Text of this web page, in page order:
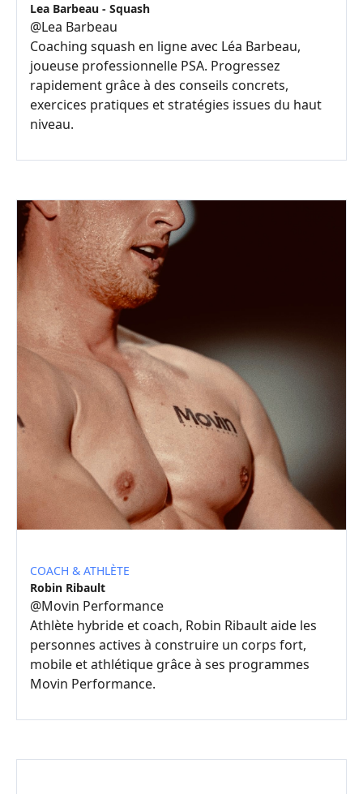
Lea Barbeau - Squash
@Lea Barbeau
Coaching squash en ligne avec Léa Barbeau,
joueuse professionnelle PSA. Progressez
rapidement grâce à des conseils concrets,
exercices pratiques et stratégies issues du haut
niveau.
COACH & ATHLÈTE
Robin Ribault
@Movin Performance
Athlète hybride et coach, Robin Ribault aide les
personnes actives à construire un corps fort,
mobile et athlétique grâce à ses programmes
Movin Performance.